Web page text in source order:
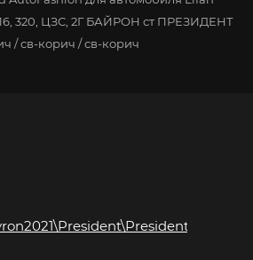
320, ЦЗС, 2Г БАЙРОН ст ПРЕЗИДЕНТ
/ св-корич / св-корич